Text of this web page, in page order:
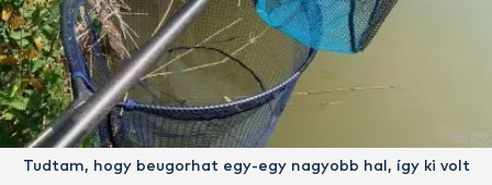
Tudtam, hogy beugorhat egy-egy nagyobb hal, így ki volt